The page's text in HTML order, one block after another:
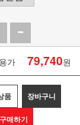
가 79,740원
품 장바구니
구매하기